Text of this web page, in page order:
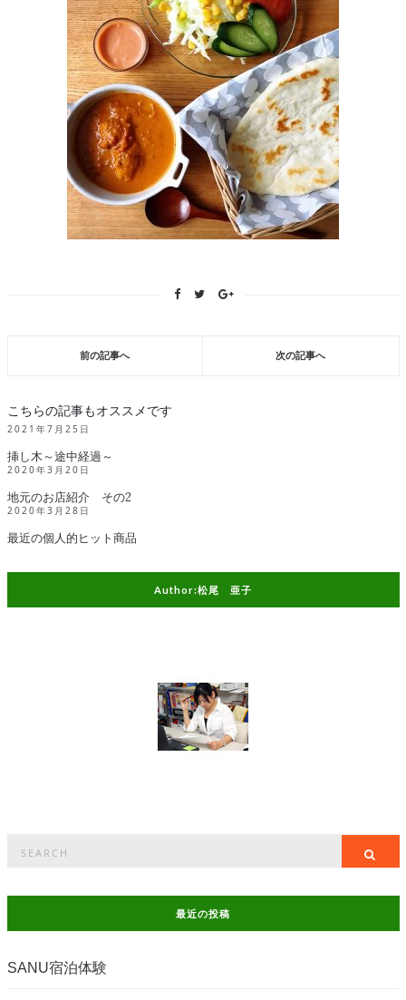
前の記事へ 次の記事へ
こちらの記事もオススメです
2021年7月25日
挿し木～途中経過～
2020年3月20日
地元のお店紹介 その2
2020年3月28日
最近の個人的ヒット商品
Author:松尾 亜子
for:
最近の投稿
SANU宿泊体験